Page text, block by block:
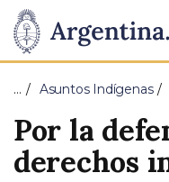
Presidencia
de
la
Nación
Pasar al contenido
… Asuntos Indígenas
Por la
derechos